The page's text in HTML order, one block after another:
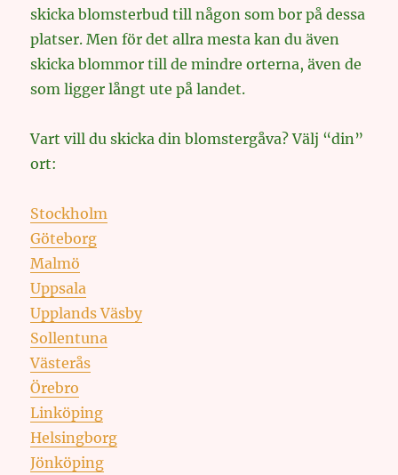
skicka blomsterbud till någon som bor på dessa
platser. Men för det allra mesta kan du även
skicka blommor till de mindre orterna, även de
som ligger långt ute på landet.
Vart vill du skicka din blomstergåva? Välj “din”
ort:
Stockholm
Göteborg
Malmö
Uppsala
Upplands Väsby
Sollentuna
Västerås
Örebro
Linköping
Helsingborg
Jönköping